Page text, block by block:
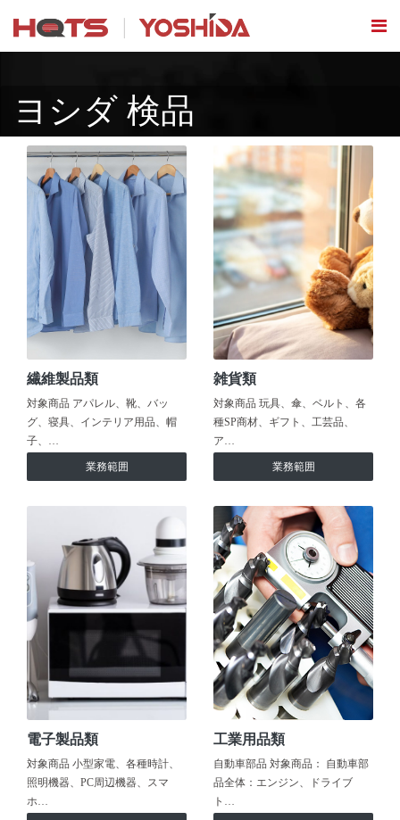
ヨシダ 検品
繊維製品類
対象商品 アパレル、靴、バッ
グ、寝具、インテリア用品、帽
子、…
業務範囲
雑貨類
対象商品 玩具、傘、ベルト、各
種SP商材、ギフト、工芸品、
ア…
業務範囲
電子製品類
対象商品 小型家電、各種時計、
照明機器、PC周辺機器、スマ
ホ…
工業用品類
自動車部品 対象商品： 自動車部
品全体：エンジン、ドライブ
ト…